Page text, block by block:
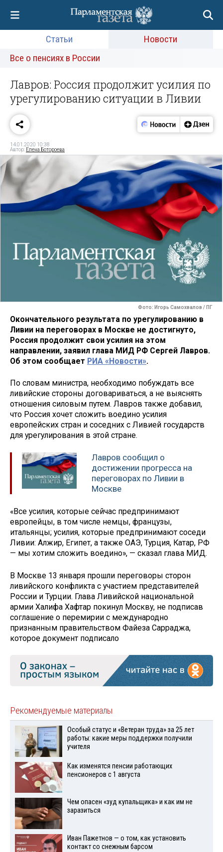
Статьи
Новости
Все о пенсиях в России
Лавров: Россия продолжит усилия по
урегулированию ситуации в Ливии
14.01.2020 10:38
Автор: Елена Ботороева
Фото: Игорь Самохвалов / ПГ
Окончательного результата по урегулированию в
Ливии на переговорах в Москве не достигнуто,
Россия продолжит свои усилия на этом
направлении, заявил глава МИД РФ Сергей Лавров.
Об этом сообщает РИА «Новости».
По словам министра, необходимо побуждать все
ливийские стороны договариваться, а не выяснять
отношения силовым путем. Лавров также добавил,
что Россия хочет сложить воедино усилия
европейских стран и соседних с Ливией государств
для урегулирования в этой стране.
Лавров сообщил о
достижении прогресса на
переговорах по Ливии в
Москве
«Все усилия, которые сейчас предпринимают
европейцы, в том числе немцы, французы,
итальянцы; усилия, которые предпринимают соседи
Ливии: Алжир, Египет, а также ОАЭ, Турция, Катар, РФ
— мы хотим сложить воедино», — сказал глава МИД.
В Москве 13 января прошли переговоры сторон
ливийского конфликта с участием представителей
России и Турции. Глава Ливийской национальной
армии Халифа Хафтар покинул Москву, не подписав
соглашение о перемирии с международно
признанным правительством Файеза Сарраджа,
которое документ подписало
Рекомендуемые материалы
Особый статус и «Ветеран труда» за 25 лет
работы: какие меры поддержки получили
учителя
Как изменятся пенсии работающих
пенсионеров с 1 августа
Чем опасен «зуд купальщика» и как им не
заразиться
Иван Пажетнов — о том, как установить
контакт со снежным барсом